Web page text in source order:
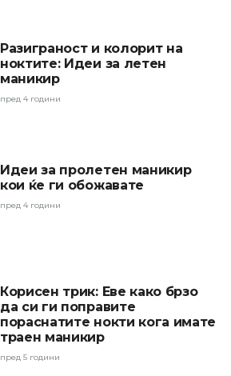
Разиграност и колорит на
ноктите: Идеи за летен
маникир
пред 4 години
Идеи за пролетен маникир
кои ќе ги обожавате
пред 4 години
Корисен трик: Еве како брзо
да си ги поправите
пораснатите нокти кога имате
траен маникир
пред 5 години